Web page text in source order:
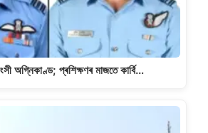
অগ্নিকাণ্ড; প্ৰশিক্ষণৰ মাজতে কাৰ্বি…